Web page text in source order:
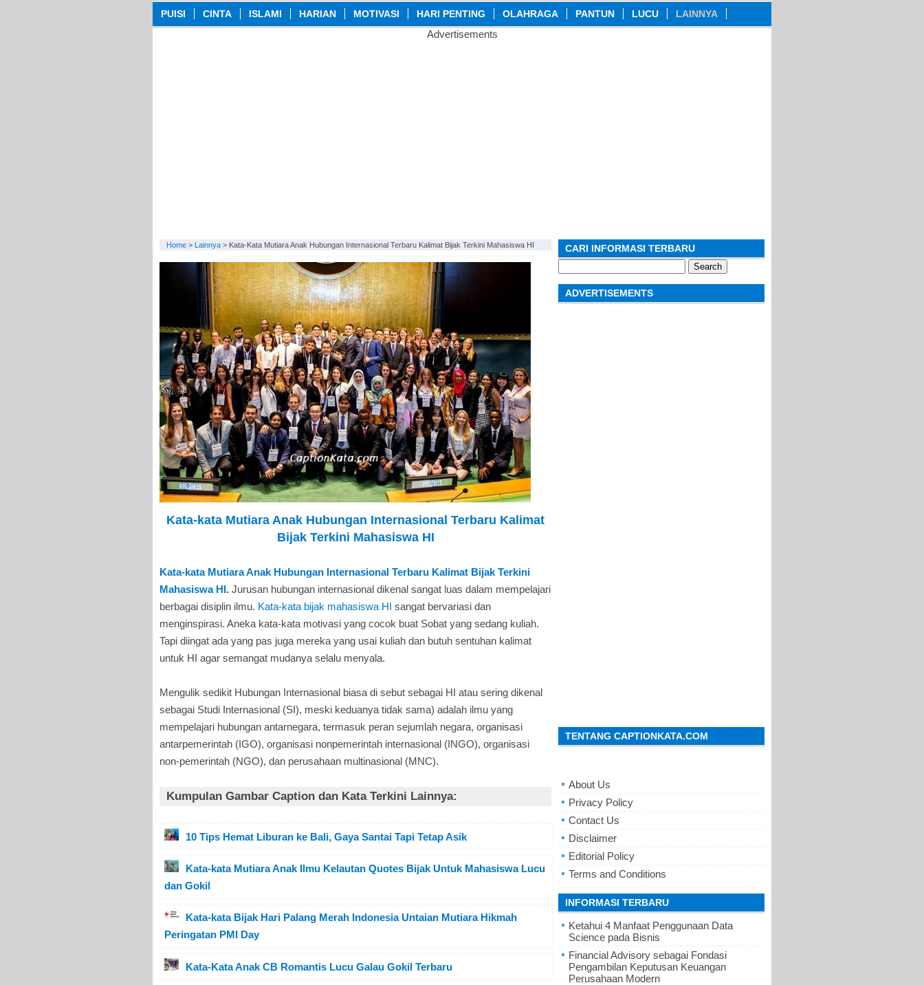
PUISI CINTA ISLAMI HARIAN MOTIVASI HARI PENTING OLAHRAGA PANTUN LUCU LAINNYA
Advertisements
Home > Lainnya > Kata-Kata Mutiara Anak Hubungan Internasional Terbaru Kalimat Bijak Terkini Mahasiswa HI
Kata-kata Mutiara Anak Hubungan Internasional Terbaru Kalimat
Bijak Terkini Mahasiswa HI
Kata-kata Mutiara Anak Hubungan Internasional Terbaru Kalimat Bijak Terkini
Mahasiswa HI. Jurusan hubungan internasional dikenal sangat luas dalam mempelajari
berbagai disiplin ilmu. Kata-kata bijak mahasiswa HI sangat bervariasi dan
menginspirasi. Aneka kata-kata motivasi yang cocok buat Sobat yang sedang kuliah.
Tapi diingat ada yang pas juga mereka yang usai kuliah dan butuh sentuhan kalimat
untuk HI agar semangat mudanya selalu menyala.
Mengulik sedikit Hubungan Internasional biasa di sebut sebagai HI atau sering dikenal
sebagai Studi Internasional (SI), meski keduanya tidak sama) adalah ilmu yang
mempelajari hubungan antarnegara, termasuk peran sejumlah negara, organisasi
antarpemerintah (IGO), organisasi nonpemerintah internasional (INGO), organisasi
non-pemerintah (NGO), dan perusahaan multinasional (MNC).
Kumpulan Gambar Caption dan Kata Terkini Lainnya:
10 Tips Hemat Liburan ke Bali, Gaya Santai Tapi Tetap Asik
Kata-kata Mutiara Anak Ilmu Kelautan Quotes Bijak Untuk Mahasiswa Lucu
dan Gokil
Kata-kata Bijak Hari Palang Merah Indonesia Untaian Mutiara Hikmah
Peringatan PMI Day
Kata-Kata Anak CB Romantis Lucu Galau Gokil Terbaru
CARI INFORMASI TERBARU
for:
ADVERTISEMENTS
TENTANG CAPTIONKATA.COM
About Us
Privacy Policy
Contact Us
Disclaimer
Editorial Policy
Terms and Conditions
INFORMASI TERBARU
Ketahui 4 Manfaat Penggunaan Data
Science pada Bisnis
Financial Advisory sebagai Fondasi
Pengambilan Keputusan Keuangan
Perusahaan Modern